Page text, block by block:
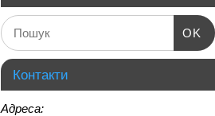
OK
Контакти
Адреса: